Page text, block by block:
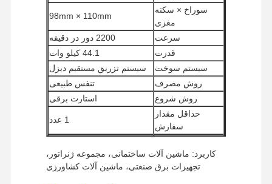
سوراخ × سکته
مغزی
98mm × 110mm
سرعت
2200 دور در دقیقه
قدرت
44.1 کیلو وات
سیستم سوخت
سیستم تزریق مستقیم دیزل
روش مصرف
تنفس طبیعی
روش شروع
استارت برقی
حداقل مقدار
سفارش
1 عدد
روش های حمل و
نقل
UPS / DHL / EMS / TNT /
FedEx
کاربرد: ماشین آلات ساختمانی، مجموعه ژنراتور،
تجهیزات برق صنعتی، ماشین آلات کشاورزی